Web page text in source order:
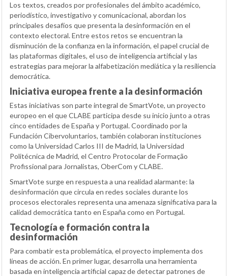
Los textos, creados por profesionales del ámbito académico,
periodístico, investigativo y comunicacional, abordan los
principales desafíos que presenta la desinformación en el
contexto electoral. Entre estos retos se encuentran la
disminución de la confianza en la información, el papel crucial de
las plataformas digitales, el uso de inteligencia artificial y las
estrategias para mejorar la alfabetización mediática y la resiliencia
democrática.
Iniciativa europea frente a la desinformación
Estas iniciativas son parte integral de SmartVote, un proyecto
europeo en el que CLABE participa desde su inicio junto a otras
cinco entidades de España y Portugal. Coordinado por la
Fundación Cibervoluntarios, también colaboran instituciones
como la Universidad Carlos III de Madrid, la Universidad
Politécnica de Madrid, el Centro Protocolar de Formação
Profissional para Jornalistas, OberCom y CLABE.
SmartVote surge en respuesta a una realidad alarmante: la
desinformación que circula en redes sociales durante los
procesos electorales representa una amenaza significativa para la
calidad democrática tanto en España como en Portugal.
Tecnología e formación contra la
desinformación
Para combatir esta problemática, el proyecto implementa dos
líneas de acción. En primer lugar, desarrolla una herramienta
basada en inteligencia artificial capaz de detectar patrones de